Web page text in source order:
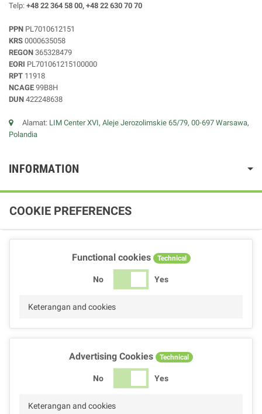
Telp: +48 22 364 58 00, +48 22 630 70 70
PPN PL7010612151
KRS 0000635058
REGON 365328479
EORI PL701061215100000
RPT 11918
NCAGE 99B8H
DUN 422248638
Alamat: LIM Center XVI, Aleje Jerozolimskie 65/79, 00-697 Warsawa,
Polandia
INFORMATION
COOKIE PREFERENCES
Functional cookies Technical
No Yes
Keterangan and cookies
Advertising Cookies Technical
No Yes
Keterangan and cookies